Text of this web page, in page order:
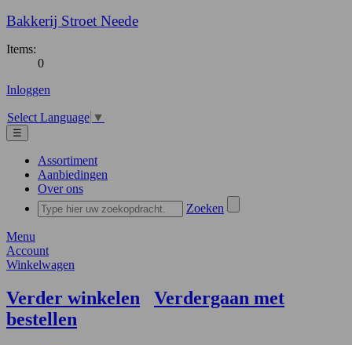
Bakkerij Stroet Neede
Items:
0
Inloggen
Select Language ▼
☰
Assortiment
Aanbiedingen
Over ons
Zoeken
Menu
Account
Winkelwagen
Verder winkelen
Verdergaan met
bestellen